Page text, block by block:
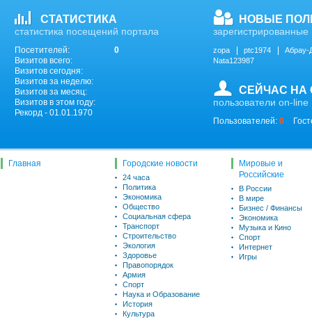
СТАТИСТИКА
статистика посещений портала
Посетителей:
0
Визитов всего:
Визитов сегодня:
Визитов за неделю:
Визитов за месяц:
Визитов в этом году:
Рекорд - 01.01.1970
НОВЫЕ
зарегистрированные
zopa ptc1974
Абрау-
Nata123987
СЕЙЧАС НА
пользователи on-line
Пользователей: 0
Главная Городские новости
24 часа
Политика
Экономика
Общество
Социальная сфера
Транспорт
Строительство
Экология
Здоровье
Правопорядок
Армия
Спорт
Наука и Образование
История
Культура
Мировые и
Российские
В России
В мире
Бизнес / Финансы
Экономика
Музыка и Кино
Спорт
Интернет
Игры